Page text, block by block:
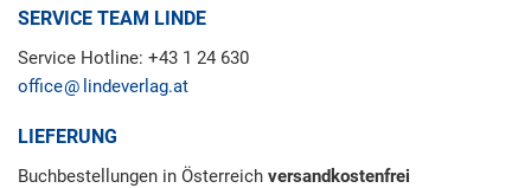
SERVICE TEAM LINDE
Service Hotline: +43 1 24 630
office
lindeverlag.at
LIEFERUNG
Buchbestellungen in Österreich versandkostenfrei